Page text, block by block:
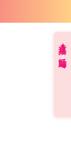
直播✦活動